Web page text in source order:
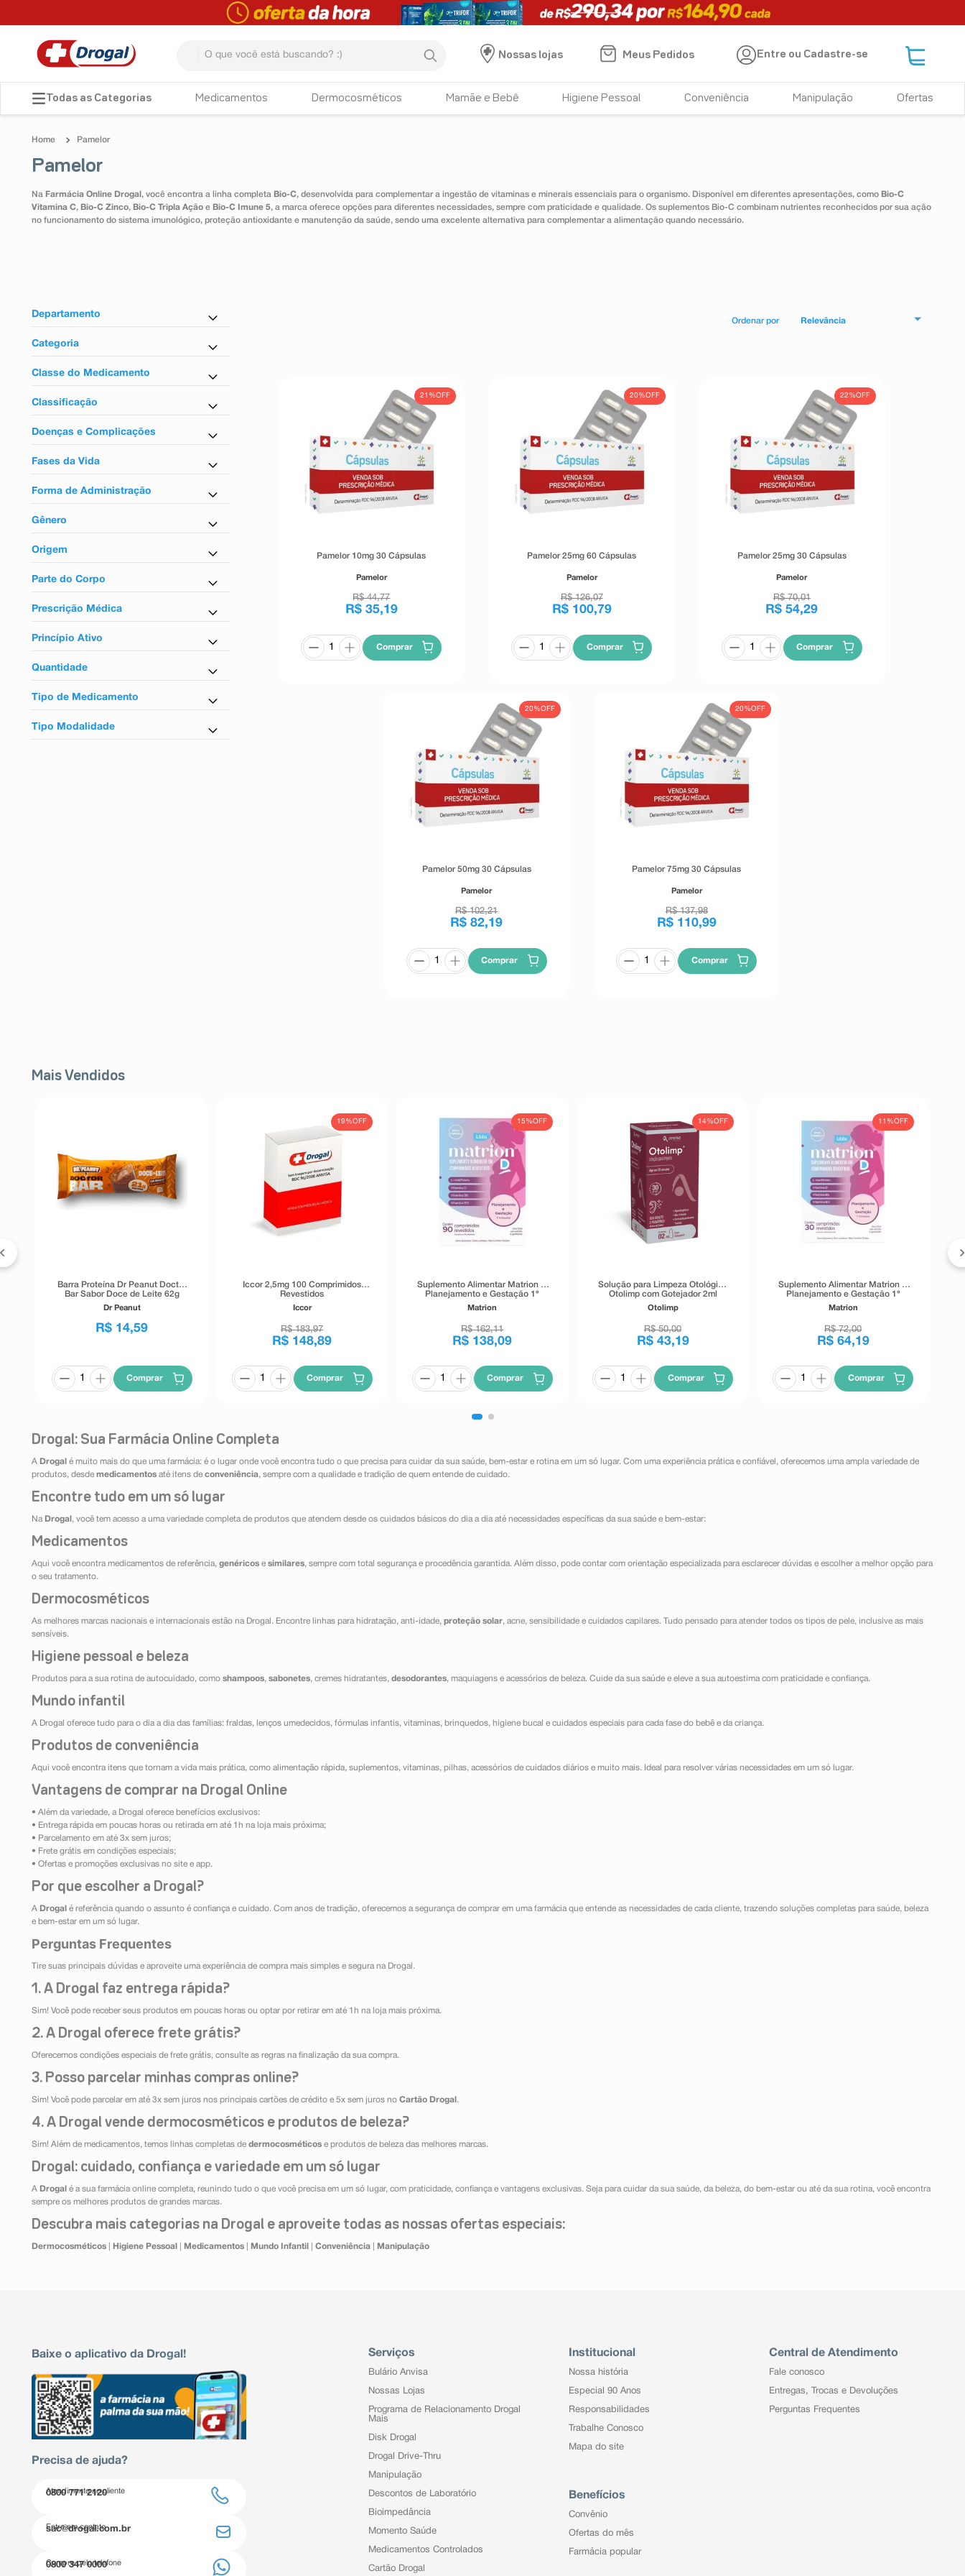
Nossas lojas
Meus Pedidos Entre ou Cadastre-se
Medicamentos Dermocosméticos Mamãe e Bebê Higiene Pessoal Conveniência Manipulação Ofertas
Pamelor
Pamelor
Na Farmácia Online Drogal , você encontra a linha completa Bio-C, desenvolvida para complementar a ingestão de vitaminas e minerais essenciais para o organismo. Disponível em diferentes apresentações, como Bio-C
Vitamina C, Bio-C Zinco, Bio-C Tripla Ação e Bio-C Imune 5, a marca oferece opções para diferentes necessidades, sempre com praticidade e qualidade. Os suplementos Bio-C combinam nutrientes reconhecidos por sua ação
no funcionamento do sistema imunológico, proteção antioxidante e manutenção da saúde, sendo uma excelente alternativa para complementar a alimentação quando necessário.
Departamento
Controlados
Categoria
Antidepressivo
Classe do Medicamento
Antidepressivos
Classificação
Tarja vermelha
Doenças e Complicações
Para depressão
Fases da Vida
Para adultos
Forma de Administração
Uso oral
Gênero
Unissex
Origem
Nacional
Parte do Corpo
Para o sistema nervoso
Prescrição Médica
Sim
Não
Princípio Ativo
Cloridrato De Nortriptilina
Quantidade
30 Cápsulas
60 Cápsulas
Tipo de Medicamento
Referência
Tipo Modalidade
Relevância
21%OFF
Pamelor 10mg 30 Cápsulas
Pamelor
R$ 44,77
R$ 35,19
Comprar
20%OFF
Pamelor 25mg 60 Cápsulas
Pamelor
R$ 126,07
R$ 100,79
Comprar
22%OFF
Pamelor 25mg 30 Cápsulas
Pamelor
R$ 70,01
R$ 54,29
Comprar
20%OFF
Pamelor 50mg 30 Cápsulas
Pamelor
R$ 102,21
R$ 82,19
Comprar
20%OFF
Pamelor 75mg 30 Cápsulas
Pamelor
R$ 137,98
R$ 110,99
Comprar
Mais Vendidos
Barra Proteína Dr Peanut Doctor
Bar Sabor Doce de Leite 62g
Dr Peanut
R$ 14,59
Comprar
19%OFF
Iccor 2,5mg 100 Comprimidos
Revestidos
Iccor
R$ 183,97
R$ 148,89
Comprar
15%OFF
Suplemento Alimentar Matrion D
Planejamento e Gestação 1°
Trimestre 90 Comprimidos
Revestidos
Matrion
R$ 162,11
R$ 138,09
Comprar
14%OFF
Solução para Limpeza Otológica
Otolimp com Gotejador 2ml
Otolimp
R$ 50,00
R$ 43,19
Comprar
11%OFF
Suplemento Alimentar Matrion D
Planejamento e Gestação 1°
Trimestre 30 Comprimidos
Revestidos
Matrion
R$ 72,00
R$ 64,19
Comprar
Drogal: Sua Farmácia Online Completa
A Drogal é muito mais do que uma farmácia: é o lugar onde você encontra tudo o que precisa para cuidar da sua saúde, bem-estar e rotina em um só lugar. Com uma experiência prática e confiável, oferecemos uma ampla variedade de
produtos, desde medicamentos até itens de conveniência, sempre com a qualidade e tradição de quem entende de cuidado.
Encontre tudo em um só lugar
Na Drogal , você tem acesso a uma variedade completa de produtos que atendem desde os cuidados básicos do dia a dia até necessidades específicas da sua saúde e bem-estar:
Medicamentos
Aqui você encontra medicamentos de referência, genéricos e similares, sempre com total segurança e procedência garantida. Além disso, pode contar com orientação especializada para esclarecer dúvidas e escolher a melhor opção para
o seu tratamento.
Dermocosméticos
As melhores marcas nacionais e internacionais estão na Drogal. Encontre linhas para hidratação, anti-idade, proteção solar, acne, sensibilidade e cuidados capilares. Tudo pensado para atender todos os tipos de pele, inclusive as mais
sensíveis.
Higiene pessoal e beleza
Produtos para a sua rotina de autocuidado, como shampoos, sabonetes, cremes hidratantes, desodorantes, maquiagens e acessórios de beleza. Cuide da sua saúde e eleve a sua autoestima com praticidade e confiança.
Mundo infantil
A Drogal oferece tudo para o dia a dia das famílias: fraldas, lenços umedecidos, fórmulas infantis, vitaminas, brinquedos, higiene bucal e cuidados especiais para cada fase do bebê e da criança.
Produtos de conveniência
Aqui você encontra itens que tornam a vida mais prática, como alimentação rápida, suplementos, vitaminas, pilhas, acessórios de cuidados diários e muito mais. Ideal para resolver várias necessidades em um só lugar.
Vantagens de comprar na Drogal Online
• Além da variedade, a Drogal oferece benefícios exclusivos:
• Entrega rápida em poucas horas ou retirada em até 1h na loja mais próxima;
• Parcelamento em até 3x sem juros;
• Frete grátis em condições especiais;
• Ofertas e promoções exclusivas no site e app.
Por que escolher a Drogal?
A Drogal é referência quando o assunto é confiança e cuidado. Com anos de tradição, oferecemos a segurança de comprar em uma farmácia que entende as necessidades de cada cliente, trazendo soluções completas para saúde, beleza
e bem-estar em um só lugar.
Perguntas Frequentes
Tire suas principais dúvidas e aproveite uma experiência de compra mais simples e segura na Drogal.
1. A Drogal faz entrega rápida?
Sim! Você pode receber seus produtos em poucas horas ou optar por retirar em até 1h na loja mais próxima.
2. A Drogal oferece frete grátis?
Oferecemos condições especiais de frete grátis, consulte as regras na finalização da sua compra.
3. Posso parcelar minhas compras online?
Sim! Você pode parcelar em até 3x sem juros nos principais cartões de crédito e 5x sem juros no Cartão Drogal .
4. A Drogal vende dermocosméticos e produtos de beleza?
Sim! Além de medicamentos, temos linhas completas de dermocosméticos e produtos de beleza das melhores marcas.
Drogal: cuidado, confiança e variedade em um só lugar
A Drogal é a sua farmácia online completa, reunindo tudo o que você precisa em um só lugar, com praticidade, confiança e vantagens exclusivas. Seja para cuidar da sua saúde, da beleza, do bem-estar ou até da sua rotina, você encontra
sempre os melhores produtos de grandes marcas.
Descubra mais categorias na Drogal e aproveite todas as nossas ofertas especiais:
Dermocosméticos Higiene Pessoal Medicamentos Mundo Infantil Conveniência Manipulação
Baixe o aplicativo da Drogal!
Precisa de ajuda?
Atendimento ao cliente
0800 771 2120
Entre em contato
sac@drogal.com.br
Compre pelo telefone
0800 347 0000
Serviços
Bulário Anvisa
Nossas Lojas
Programa de Relacionamento Drogal
Mais
Disk Drogal
Drogal Drive-Thru
Manipulação
Descontos de Laboratório
Bioimpedância
Momento Saúde
Medicamentos Controlados
Cartão Drogal
Institucional
Nossa história
Especial 90 Anos
Responsabilidades
Trabalhe Conosco
Mapa do site
Benefícios
Convênio
Ofertas do mês
Farmácia popular
Central de Atendimento
Fale conosco
Entregas, Trocas e Devoluções
Perguntas Frequentes
TERMOS MAIS BUSCADOS
4º lenço umedecido
5º tadalafila
9º esmalte
absorvente